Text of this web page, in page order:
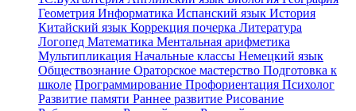
Геометрия Информатика Испанский язык История
Китайский язык Коррекция почерка Литература
Логопед Математика Ментальная арифметика
Мультипликация Начальные классы Немецкий язык
Обществознание Ораторское мастерство Подготовка к
школе Программирование Профориентация Психолог
Развитие памяти Раннее развитие Рисование